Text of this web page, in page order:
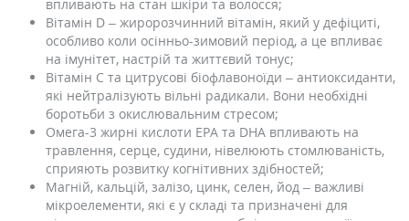
впливають на стан шкіри та волосся;
Вітамін D – жиророзчинний вітамін, який у дефіциті,
особливо коли осінньо-зимовий період, а це впливає
на імунітет, настрій та життєвий тонус;
Вітамін С та цитрусові біофлавоноїди – антиоксиданти,
які нейтралізують вільні радикали. Вони необхідні
боротьби з окислювальним стресом;
Омега-3 жирні кислоти EPA та DHA впливають на
травлення, серце, судини, нівелюють стомлюваність,
сприяють розвитку когнітивних здібностей;
Магній, кальцій, залізо, цинк, селен, йод – важливі
мікроелементи, які є у складі та призначені для